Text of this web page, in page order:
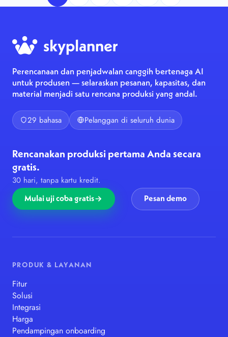
Perencanaan dan penjadwalan canggih bertenaga AI
untuk produsen — selaraskan pesanan, kapasitas, dan
material menjadi satu rencana produksi yang andal.
29 bahasa Pelanggan di seluruh dunia
Rencanakan produksi pertama Anda secara
gratis.
30 hari, tanpa kartu kredit.
Mulai uji coba gratis Pesan demo
PRODUK & LAYANAN
Fitur
Solusi
Integrasi
Harga
Pendampingan onboarding